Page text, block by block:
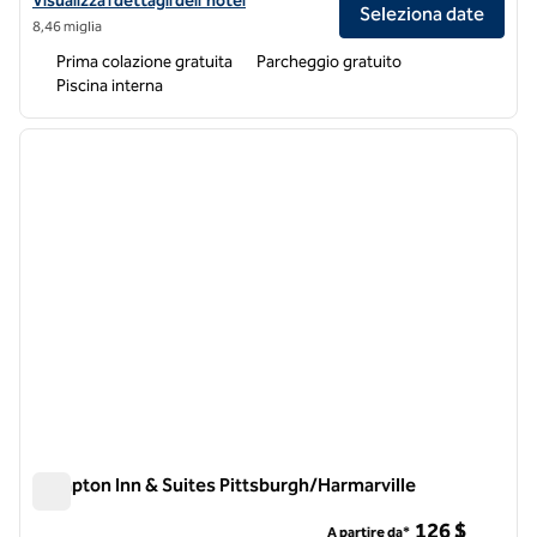
8,46 miglia
Seleziona date
Prima colazione gratuita
Parcheggio gratuito
Piscina interna
1 di 12
Hampton Inn & Suites Pittsburgh/Harmarville
A partire da* 126 $